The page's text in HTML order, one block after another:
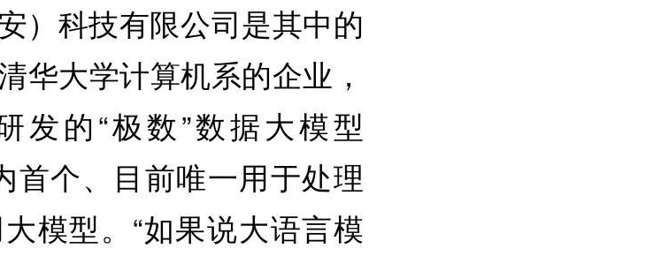
）科技有限公司是其中的
华大学计算机系的企业，
发的“极数”数据大模型
首个、目前唯一用于处理
模型。“如果说大语言模